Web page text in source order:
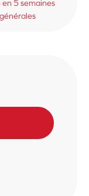
5 semaines